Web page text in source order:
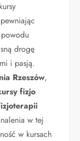
drogę
i pasją.
Rzeszów,
fizjo
w tej
w kursach